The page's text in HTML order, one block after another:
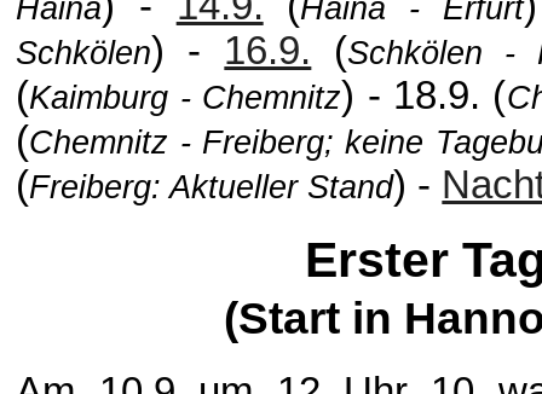
Schkölen) - 16.9. (Schkölen -
(Kaimburg - Chemnitz) - 18.9. (
(Chemnitz - Freiberg; keine
(Freiberg: Aktueller Stand) -
Erster
(Start in